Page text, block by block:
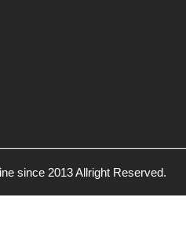
since 2013 Allright Reserved.